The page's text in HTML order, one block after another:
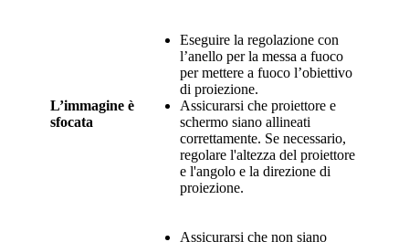
L’immagine è
sfocata
Eseguire la regolazione con
l’anello per la messa a fuoco
per mettere a fuoco l’obiettivo
di proiezione.
Assicurarsi che proiettore e
schermo siano allineati
correttamente. Se necessario,
regolare l'altezza del proiettore
e l'angolo e la direzione di
proiezione.
Assicurarsi che non siano